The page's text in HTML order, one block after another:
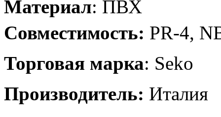
Материал: ПВХ
Совместимость: PR-4,
Торговая марка: Seko
Производитель: Италия